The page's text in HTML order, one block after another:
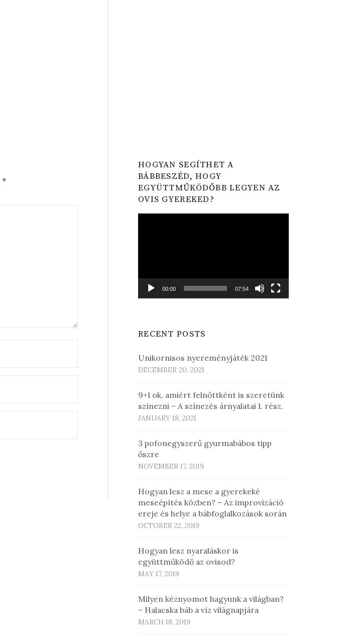
*
HOGYAN SEGÍTHET A
BÁBBESZÉD, HOGY
EGYÜTTMŰKÖDŐBB LEGYEN AZ
OVIS GYEREKED?
00:00 07:54
RECENT POSTS
Unikornisos nyereményjáték 2021
DECEMBER 20, 2021
9+1 ok, amiért felnőttként is szeretünk
színezni – A színezés árnyalatai 1. rész.
JANUARY 18, 2021
3 pofonegyszerű gyurmabábos tipp
őszre
NOVEMBER 17, 2019
Hogyan lesz a mese a gyerekeké
meseépítés közben? – Az improvizáció
ereje és helye a bábfoglalkozások során
OCTOBER 22, 2019
Hogyan lesz nyaraláskor is
együttműködő az ovisod?
MAY 17, 2019
Milyen kéznyomot hagyunk a világban?
– Halacska báb a víz világnapjára
MARCH 18, 2019